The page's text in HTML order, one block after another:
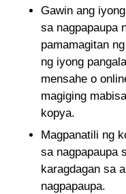
Gawin ang
sa nagpapaupa
pamamagitan
ng iyong
mensahe o
magiging
kopya.
Magpanatili ng
sa nagpapaupa
karagdagan sa
nagpapaupa.